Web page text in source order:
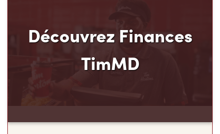
Découvrez Finances
TimMD